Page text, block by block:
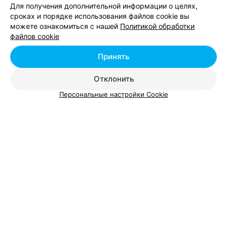
Originals
Минск, ул. П. Глебки, 5 до 22:00
Все адреса
Для получения дополнительной информации о целях,
сроках и порядке использования файлов cookie вы
можете ознакомиться с нашей Политикой обработки
файлов cookie
Отклонить
Принять
Персональные настройки Cookie